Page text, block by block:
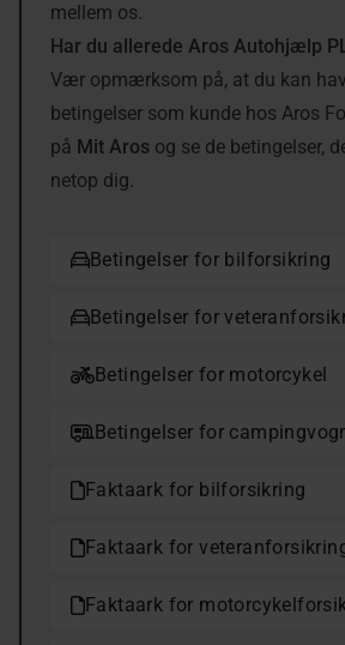
mellem os.
Har du allerede Aros Autohjælp
Vær opmærksom på, at du kan
betingelser som kunde hos Aros
på Mit Aros og se de betingelser,
netop dig.
Betingelser for bilforsikring
Betingelser for
Betingelser for motorcykel
Betingelser for
Faktaark for bilforsikring
Faktaark for
Faktaark for